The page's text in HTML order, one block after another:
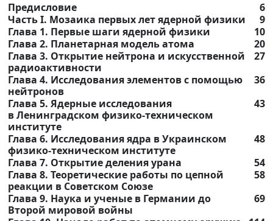
Предисловие
6
Часть I. Мозаика первых лет ядерной физики
9
Глава 1. Первые шаги ядерной физики
10
Глава 2. Планетарная модель атома
20
Глава 3. Открытие нейтрона и искусственной
радиоактивности
27
Глава 4. Исследования элементов с помощью
нейтронов
36
Глава 5. Ядерные исследования
в Ленинградском физико-техническом
институте
43
Глава 6. Исследования ядра в Украинском
физико-техническом институте
48
Глава 7. Открытие деления урана
54
Глава 8. Теоретические работы по цепной
реакции в Советском Союзе
58
Глава 9. Наука и ученые в Германии до
Второй мировой войны
69